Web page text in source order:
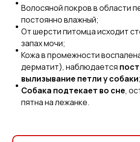
Волосяной покров в области
постоянно влажный;
От шерсти питомца исходит
запах мочи;
Кожа в промежности
дерматит), наблюдается
вылизывание петли у собаки;
Собака подтекает во сне,
пятна на лежанке.